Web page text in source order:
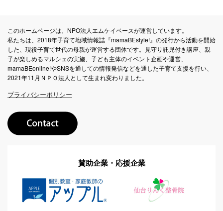
このホームページは、NPO法人エムケイベースが運営しています。
私たちは、2018年子育て地域情報誌『mamaBEstyle!』の発行から活動を開始
した、現役子育て世代の母親が運営する団体です。見守り託児付き講座、親
子が楽しめるマルシェの実施、子ども主体のイベント企画や運営、
mamaBEonline!やSNSを通しての情報発信などを通した子育て支援を行い、
2021年11月ＮＰＯ法人として生まれ変わりました。
プライバシーポリシー
賛助企業・応援企業